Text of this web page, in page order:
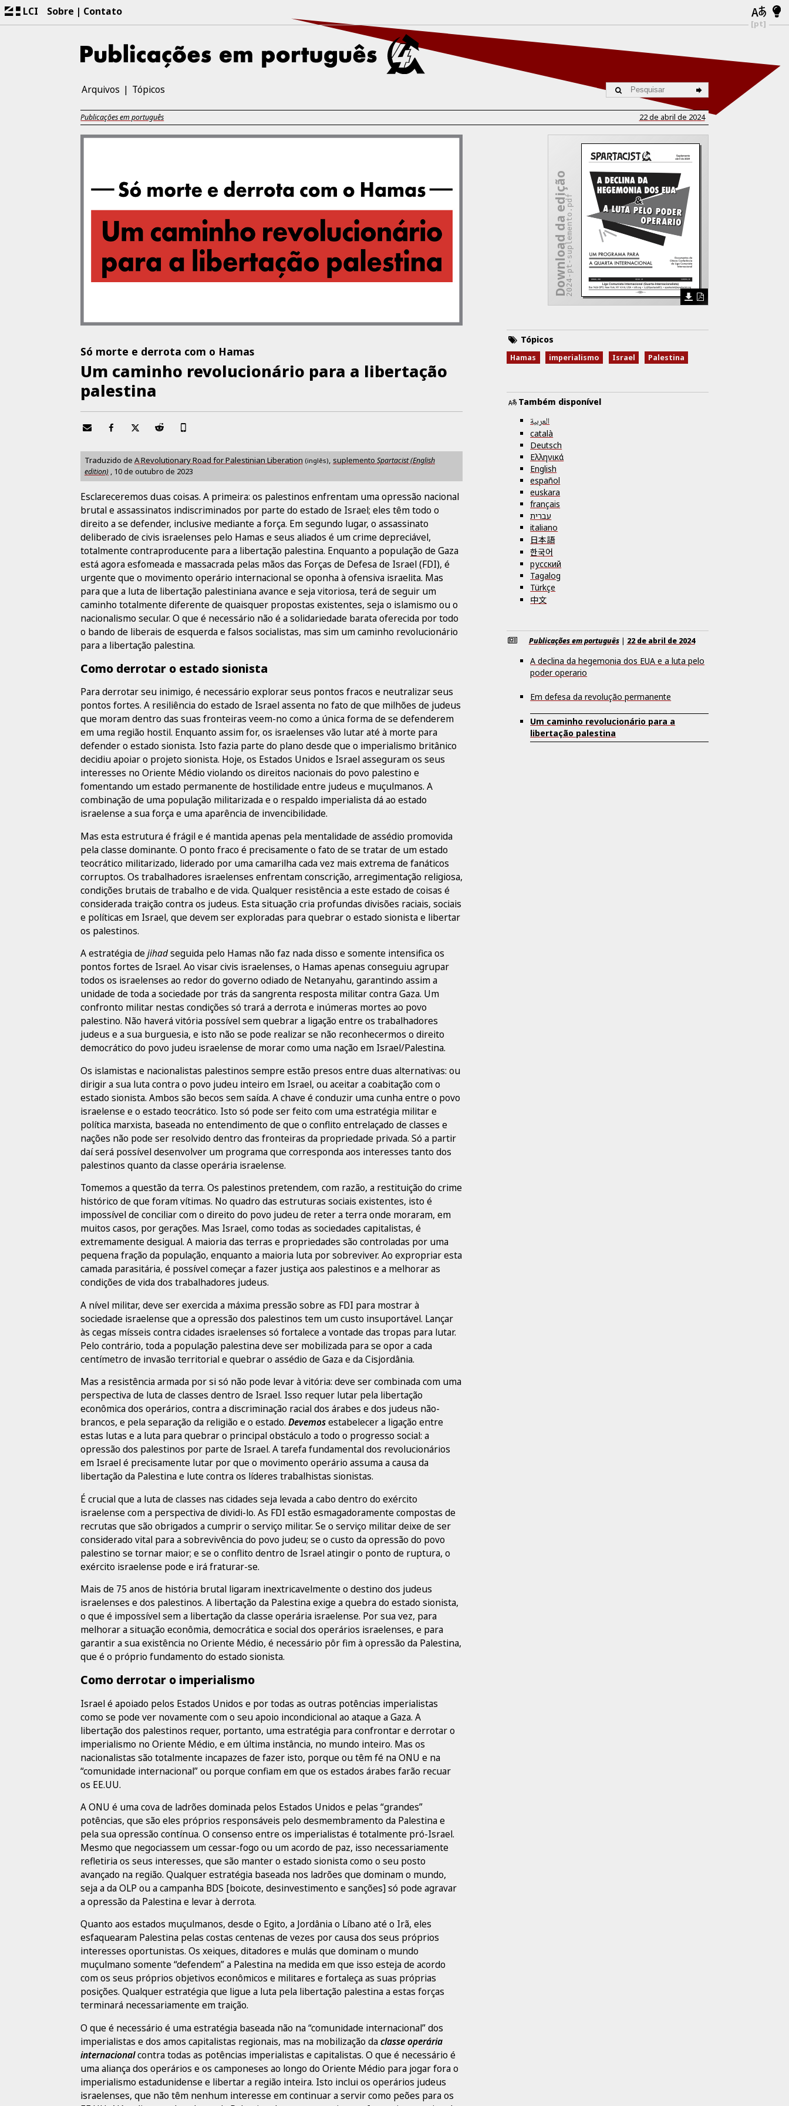
LCI Sobre Contato
[pt]
Arquivos Tópicos
Publicações em português 22 de abril de 2024
Só morte e derrota com o Hamas
Um caminho revolucionário para a libertação
palestina
Traduzido de A Revolutionary Road for Palestinian Liberation (inglês), suplemento Spartacist (English
edition) , 10 de outubro de 2023
Esclareceremos duas coisas. A primeira: os palestinos enfrentam uma opressão nacional
brutal e assassinatos indiscriminados por parte do estado de Israel; eles têm todo o
direito a se defender, inclusive mediante a força. Em segundo lugar, o assassinato
deliberado de civis israelenses pelo Hamas e seus aliados é um crime depreciável,
totalmente contraproducente para a libertação palestina. Enquanto a população de Gaza
está agora esfomeada e massacrada pelas mãos das Forças de Defesa de Israel (FDI), é
urgente que o movimento operário internacional se oponha à ofensiva israelita. Mas
para que a luta de libertação palestiniana avance e seja vitoriosa, terá de seguir um
caminho totalmente diferente de quaisquer propostas existentes, seja o islamismo ou o
nacionalismo secular. O que é necessário não é a solidariedade barata oferecida por todo
o bando de liberais de esquerda e falsos socialistas, mas sim um caminho revolucionário
para a libertação palestina.
Como derrotar o estado sionista
Para derrotar seu inimigo, é necessário explorar seus pontos fracos e neutralizar seus
pontos fortes. A resiliência do estado de Israel assenta no fato de que milhões de judeus
que moram dentro das suas fronteiras veem-no como a única forma de se defenderem
em uma região hostil. Enquanto assim for, os israelenses vão lutar até à morte para
defender o estado sionista. Isto fazia parte do plano desde que o imperialismo britânico
decidiu apoiar o projeto sionista. Hoje, os Estados Unidos e Israel asseguram os seus
interesses no Oriente Médio violando os direitos nacionais do povo palestino e
fomentando um estado permanente de hostilidade entre judeus e muçulmanos. A
combinação de uma população militarizada e o respaldo imperialista dá ao estado
israelense a sua força e uma aparência de invencibilidade.
Mas esta estrutura é frágil e é mantida apenas pela mentalidade de assédio promovida
pela classe dominante. O ponto fraco é precisamente o fato de se tratar de um estado
teocrático militarizado, liderado por uma camarilha cada vez mais extrema de fanáticos
corruptos. Os trabalhadores israelenses enfrentam conscrição, arregimentação religiosa,
condições brutais de trabalho e de vida. Qualquer resistência a este estado de coisas é
considerada traição contra os judeus. Esta situação cria profundas divisões raciais, sociais
e políticas em Israel, que devem ser exploradas para quebrar o estado sionista e libertar
os palestinos.
A estratégia dejihadseguida pelo Hamas não faz nada disso e somente intensifica os
pontos fortes de Israel. Ao visar civis israelenses, o Hamas apenas conseguiu agrupar
todos os israelenses ao redor do governo odiado de Netanyahu, garantindo assim a
unidade de toda a sociedade por trás da sangrenta resposta militar contra Gaza. Um
confronto militar nestas condições só trará a derrota e inúmeras mortes ao povo
palestino. Não haverá vitória possível sem quebrar a ligação entre os trabalhadores
judeus e a sua burguesia, e isto não se pode realizar se não reconhecermos o direito
democrático do povo judeu israelense de morar como uma nação em Israel/Palestina.
Os islamistas e nacionalistas palestinos sempre estão presos entre duas alternativas: ou
dirigir a sua luta contra o povo judeu inteiro em Israel, ou aceitar a coabitação com o
estado sionista. Ambos são becos sem saída. A chave é conduzir uma cunha entre o povo
israelense e o estado teocrático. Isto só pode ser feito com uma estratégia militar e
política marxista, baseada no entendimento de que o conflito entrelaçado de classes e
nações não pode ser resolvido dentro das fronteiras da propriedade privada. Só a partir
daí será possível desenvolver um programa que corresponda aos interesses tanto dos
palestinos quanto da classe operária israelense.
Tomemos a questão da terra. Os palestinos pretendem, com razão, a restituição do crime
histórico de que foram vítimas. No quadro das estruturas sociais existentes, isto é
impossível de conciliar com o direito do povo judeu de reter a terra onde moraram, em
muitos casos, por gerações. Mas Israel, como todas as sociedades capitalistas, é
extremamente desigual. A maioria das terras e propriedades são controladas por uma
pequena fração da população, enquanto a maioria luta por sobreviver. Ao expropriar esta
camada parasitária, é possível começar a fazer justiça aos palestinos e a melhorar as
condições de vida dos trabalhadores judeus.
A nível militar, deve ser exercida a máxima pressão sobre as FDI para mostrar à
sociedade israelense que a opressão dos palestinos tem um custo insuportável. Lançar
às cegas mísseis contra cidades israelenses só fortalece a vontade das tropas para lutar.
Pelo contrário, toda a população palestina deve ser mobilizada para se opor a cada
centímetro de invasão territorial e quebrar o assédio de Gaza e da Cisjordânia.
Mas a resistência armada por si só não pode levar à vitória: deve ser combinada com uma
perspectiva de luta de classes dentro de Israel. Isso requer lutar pela libertação
econômica dos operários, contra a discriminação racial dos árabes e dos judeus não-
brancos, e pela separação da religião e o estado.Devemosestabelecer a ligação entre
estas lutas e a luta para quebrar o principal obstáculo a todo o progresso social: a
opressão dos palestinos por parte de Israel. A tarefa fundamental dos revolucionários
em Israel é precisamente lutar por que o movimento operário assuma a causa da
libertação da Palestina e lute contra os líderes trabalhistas sionistas.
É crucial que a luta de classes nas cidades seja levada a cabo dentro do exército
israelense com a perspectiva de dividi-lo. As FDI estão esmagadoramente compostas de
recrutas que são obrigados a cumprir o serviço militar. Se o serviço militar deixe de ser
considerado vital para a sobrevivência do povo judeu; se o custo da opressão do povo
palestino se tornar maior; e se o conflito dentro de Israel atingir o ponto de ruptura, o
exército israelense pode e irá fraturar-se.
Mais de 75 anos de história brutal ligaram inextricavelmente o destino dos judeus
israelenses e dos palestinos. A libertação da Palestina exige a quebra do estado sionista,
o que é impossível sem a libertação da classe operária israelense. Por sua vez, para
melhorar a situação econômia, democrática e social dos operários israelenses, e para
garantir a sua existência no Oriente Médio, é necessário pôr fim à opressão da Palestina,
que é o próprio fundamento do estado sionista.
Como derrotar o imperialismo
Israel é apoiado pelos Estados Unidos e por todas as outras potências imperialistas
como se pode ver novamente com o seu apoio incondicional ao ataque a Gaza. A
libertação dos palestinos requer, portanto, uma estratégia para confrontar e derrotar o
imperialismo no Oriente Médio, e em última instância, no mundo inteiro. Mas os
nacionalistas são totalmente incapazes de fazer isto, porque ou têm fé na ONU e na
“comunidade internacional” ou porque confiam em que os estados árabes farão recuar
os EE.UU.
A ONU é uma cova de ladrões dominada pelos Estados Unidos e pelas “grandes”
potências, que são eles próprios responsáveis pelo desmembramento da Palestina e
pela sua opressão contínua. O consenso entre os imperialistas é totalmente pró-Israel.
Mesmo que negociassem um cessar-fogo ou um acordo de paz, isso necessariamente
refletiria os seus interesses, que são manter o estado sionista como o seu posto
avançado na região. Qualquer estratégia baseada nos ladrões que dominam o mundo,
seja a da OLP ou a campanha BDS [boicote, desinvestimento e sanções] só pode agravar
a opressão da Palestina e levar à derrota.
Quanto aos estados muçulmanos, desde o Egito, a Jordânia o Líbano até o Irã, eles
esfaquearam Palestina pelas costas centenas de vezes por causa dos seus próprios
interesses oportunistas. Os xeiques, ditadores e mulás que dominam o mundo
muçulmano somente “defendem” a Palestina na medida em que isso esteja de acordo
com os seus próprios objetivos econômicos e militares e fortaleça as suas próprias
posições. Qualquer estratégia que ligue a luta pela libertação palestina a estas forças
terminará necessariamente em traição.
O que é necessário é uma estratégia baseada não na “comunidade internacional” dos
imperialistas e dos amos capitalistas regionais, mas na mobilização daclasse operária
internacionalcontra todas as potências imperialistas e capitalistas. O que é necessário é
uma aliança dos operários e os camponeses ao longo do Oriente Médio para jogar fora o
imperialismo estadunidense e libertar a região inteira. Isto inclui os operários judeus
israelenses, que não têm nenhum interesse em continuar a servir como peões para os
Download da edição2024-pt-suplemento.pdf
Tópicos
Hamas imperialismo Israel Palestina
Também disponível
العربية
català
Deutsch
Ελληνικά
English
español
euskara
français
עברית
italiano
日本語
한국어
русский
Tagalog
Türkçe
中文
Publicações em português | 22 de abril de 2024
A declina da hegemonia dos EUA e a luta pelo
poder operario
Em defesa da revolução permanente
Um caminho revolucionário para a
libertação palestina